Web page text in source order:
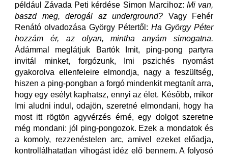
például Závada Peti kérdése Simon Marcihoz: Mi van,
baszd meg, derogál az underground? Vagy Fehér
Renátó olvadozása György Pétertől: Ha György Péter
hozzám ér, az olyan, mintha anyám simogatna.
Ádámmal meglátjuk Bartók Imit, ping-pong partyra
invitál minket, forgózunk, Imi pszichés nyomást
gyakorolva ellenfeleire elmondja, nagy a feszültség,
hiszen a ping-pongban a forgó mindenkit megtanít arra,
hogy egy esélyt kaphatsz, ennyi az élet. Később, mikor
Imi aludni indul, odajön, szeretné elmondani, hogy ha
most itt rögtön agyvérzés érné, egy dolgot szeretne
még mondani: jól ping-pongozok. Ezek a mondatok és
a komoly, rezzenéstelen arc, amivel ezeket előadja,
kontrollálhatatlan vihogást idéz elő bennem. A folyosó